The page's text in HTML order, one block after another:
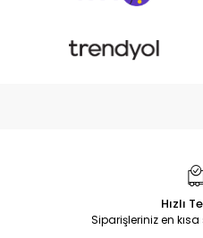
Hızlı
Siparişleriniz en